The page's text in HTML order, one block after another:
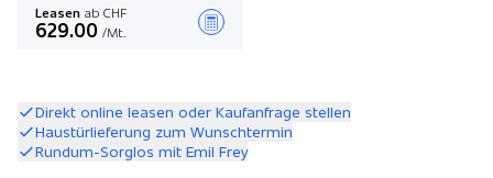
Leasen ab CHF
629.00 /Mt.
Direkt online leasen oder Kaufanfrage stellen
Haustürlieferung zum Wunschtermin
Rundum-Sorglos mit Emil Frey